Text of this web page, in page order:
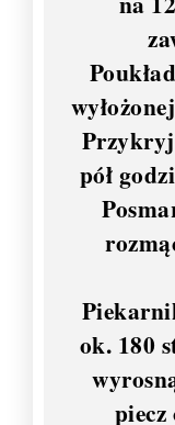
Przykryj
pół
ok. 180
piecz